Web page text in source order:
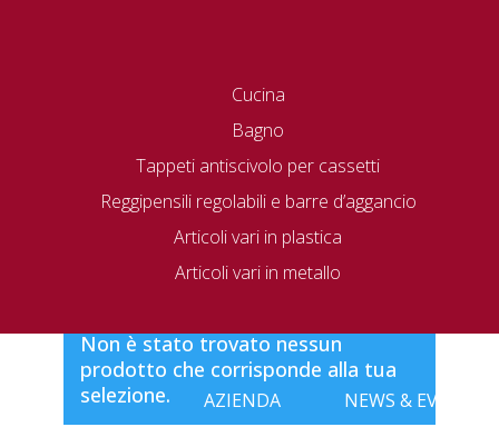
Cucina
Bagno
Tappeti antiscivolo per cassetti
Reggipensili regolabili e barre d’aggancio
Articoli vari in plastica
Articoli vari in metallo
AZIENDA NEWS & EVENTI
/ 805Fxx.0001
805Fxx.0001
Non è stato trovato nessun
prodotto che corrisponde alla tua
selezione.